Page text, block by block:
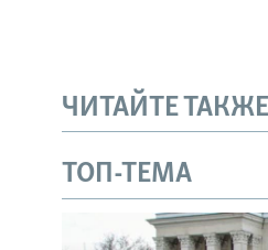
ЧИТАЙТЕ
ТОП-ТЕМА